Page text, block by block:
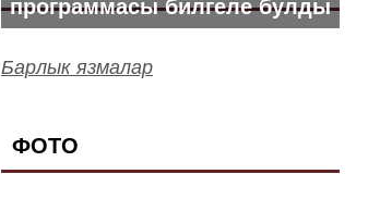
программасы билгеле булды
Барлык язмалар
ФОТО